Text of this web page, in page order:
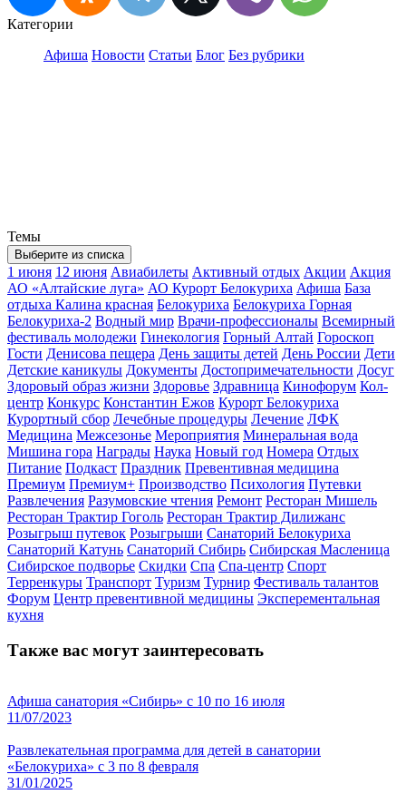
Категории
Афиша Новости Статьи Блог Без рубрики
Темы
Выберите из списка
1 июня 12 июня Авиабилеты Активный отдых Акции Акция
АО «Алтайские луга» АО Курорт Белокуриха Афиша База
отдыха Калина красная Белокуриха Белокуриха Горная
Белокуриха-2 Водный мир Врачи-профессионалы Всемирный
фестиваль молодежи Гинекология Горный Алтай Гороскоп
Гости Денисова пещера День защиты детей День России Дети
Детские каникулы Документы Достопримечательности Досуг
Здоровый образ жизни Здоровье Здравница Кинофорум Кол-
центр Конкурс Константин Ежов Курорт Белокуриха
Курортный сбор Лечебные процедуры Лечение ЛФК
Медицина Межсезонье Мероприятия Минеральная вода
Мишина гора Награды Наука Новый год Номера Отдых
Питание Подкаст Праздник Превентивная медицина
Премиум Премиум+ Производство Психология Путевки
Развлечения Разумовские чтения Ремонт Ресторан Мишель
Ресторан Трактир Гоголь Ресторан Трактир Дилижанс
Розыгрыш путевок Розыгрыши Санаторий Белокуриха
Санаторий Катунь Санаторий Сибирь Сибирская Масленица
Сибирское подворье Скидки Спа Спа-центр Спорт
Терренкуры Транспорт Туризм Турнир Фестиваль талантов
Форум Центр превентивной медицины Эксперементальная
кухня
Также вас могут заинтересовать
Афиша санатория «Сибирь» с 10 по 16 июля
11/07/2023
Развлекательная программа для детей в санатории
«Белокуриха» с 3 по 8 февраля
31/01/2025